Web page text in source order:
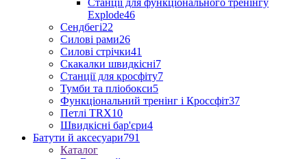
Станції для функціонального тренінгу
Explode46
Сендбегі22
Силові рами26
Силові стрічки41
Скакалки швидкісні7
Станції для кросфіту7
Тумби та пліобокси5
Функціональний тренінг і Кроссфіт37
Петлі TRX10
Швидкісні бар'єри4
Батути й аксесуари791
Каталог